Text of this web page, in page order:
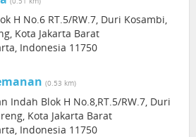
H No.6 RT.5/RW.7, Duri Kosambi,
Kota Jakarta Barat
Indonesia 11750
(0.53 km)
Indah Blok H No.8,RT.5/RW.7, Duri
Kota Jakarta Barat
Indonesia 11750